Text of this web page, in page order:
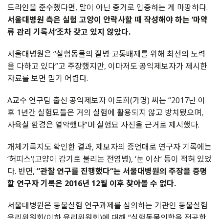
드라인을 준수했다면, 말이 아닌 증거로 입증하는 게 마땅하다.
서울대병원 측은 실험 고양이 안락사할 때 작성해야하는 ‘마약
류 관리 기록서’조차갖고 있지 않았다.
서울대병원은 “실험동물의 질병 고통배제를 위해 최선의 노력
을 다하고 있다”고 주장했지만, 이마저도 공익제보자가제시한
자료를 보면 믿기 어렵다.
A교수 연구팀 출신 공익제보자 이도희(가명) 씨는 “2017년 이
후 1년간실험묘들은 거의 실험에 활용되지 않고 방치됐으며,
사육실 환경은 열악했다”며 실험묘 사진을 근거로 제시했다.
개체기록지도 확인한 결과, 제보자의 증언대로 연구자 기록에는
‘허피스‘(고양이 감기로 불리는 전염병), ‘눈 이상‘ 등이 적혀 있었
다. 반면, “관찰 연구를 진행했다“는 서울대병원의 주장을 증명
할 연구자기록은 2016년 12월 이후 찾아볼 수 없다.
서울대병원은 동물실험 연구과제를 심의하는 기관인 동물실험